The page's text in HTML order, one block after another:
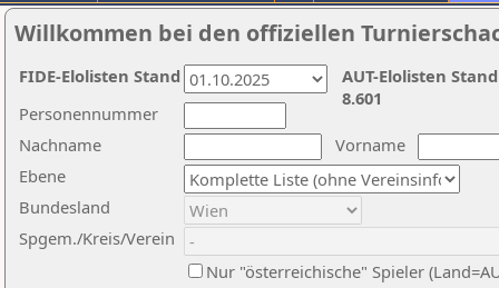
Willkommen bei den offiziellen
Nachname
Vorname
Ebene
Personennummer
Bundesland
Spgem./Kreis/Verein
Nur "österreichische" Spieler
AUT-Elolisten
8.601
FIDE-Elolisten Stand